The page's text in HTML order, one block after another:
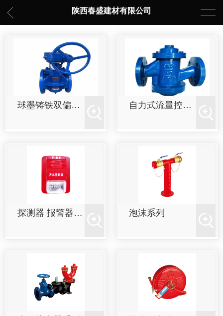
陕西春盛建材有限公司
球墨铸铁双偏心半球阀PQ340F 自力式流量控制阀ZLF
探测器 报警器系列 泡沫系列